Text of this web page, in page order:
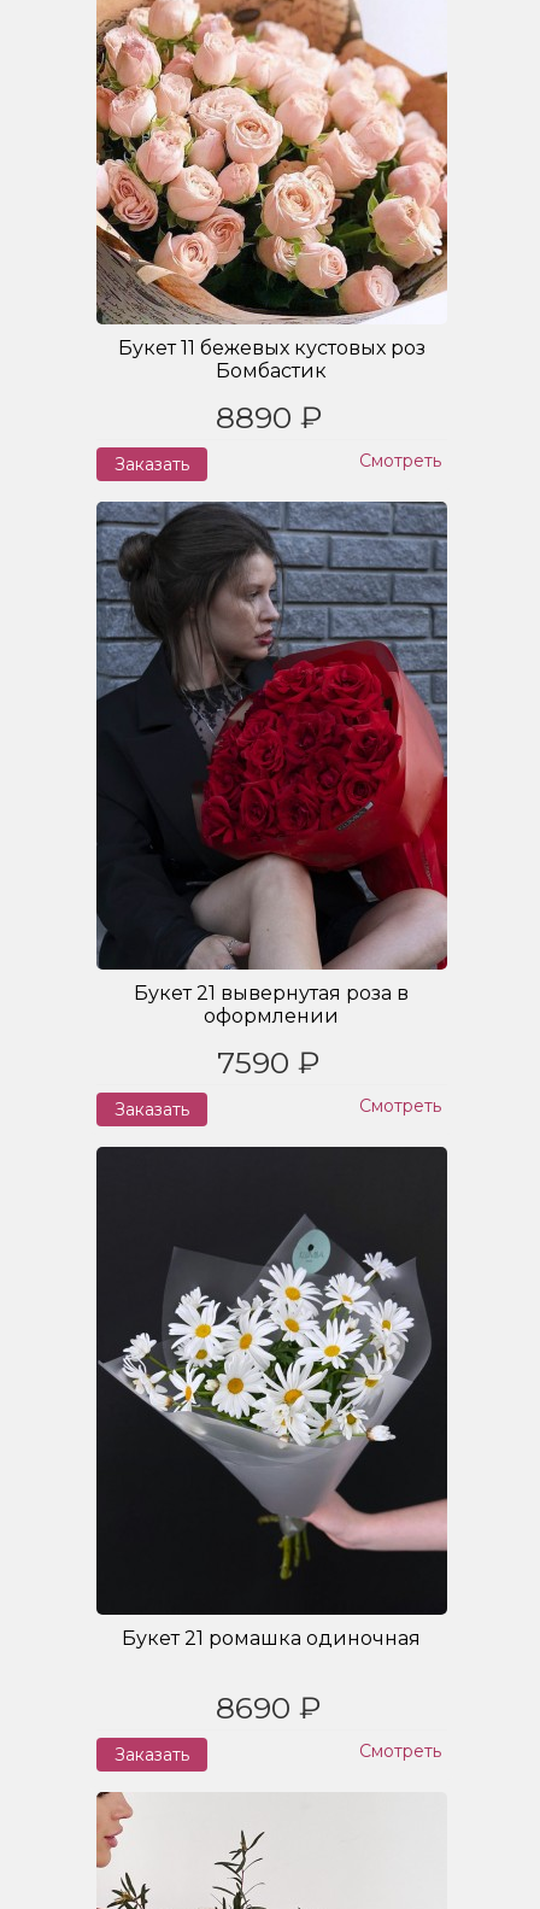
Букет 11 бежевых кустовых роз
Бомбастик
8890 ₽
Заказать Смотреть
Букет 21 вывернутая роза в
оформлении
7590 ₽
Заказать Смотреть
Букет 21 ромашка одиночная
8690 ₽
Заказать Смотреть